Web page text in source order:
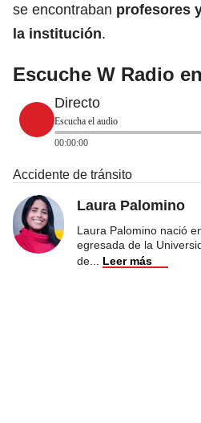
se encontraban profesores
la institución.
Escuche W Radio
Directo
Escucha el audio
00:00:00
Accidente de tránsito
Laura Palomino
Laura Palomino nació
egresada de la
de
Leer más